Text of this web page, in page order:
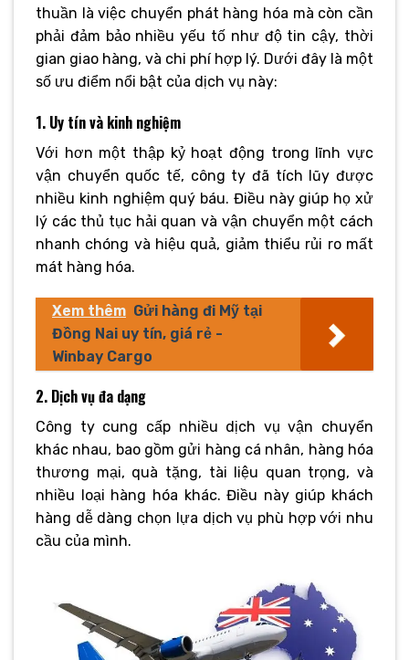
thuần là việc chuyển phát hàng hóa mà còn cần
phải đảm bảo nhiều yếu tố như độ tin cậy, thời
gian giao hàng, và chi phí hợp lý. Dưới đây là một
số ưu điểm nổi bật của dịch vụ này:
1. Uy tín và kinh nghiệm
Với hơn một thập kỷ hoạt động trong lĩnh vực
vận chuyển quốc tế, công ty đã tích lũy được
nhiều kinh nghiệm quý báu. Điều này giúp họ xử
lý các thủ tục hải quan và vận chuyển một cách
nhanh chóng và hiệu quả, giảm thiểu rủi ro mất
mát hàng hóa.
Xem thêm Gửi hàng đi Mỹ tại
Đồng Nai uy tín, giá rẻ -
Winbay Cargo
2. Dịch vụ đa dạng
Công ty cung cấp nhiều dịch vụ vận chuyển
khác nhau, bao gồm gửi hàng cá nhân, hàng hóa
thương mại, quà tặng, tài liệu quan trọng, và
nhiều loại hàng hóa khác. Điều này giúp khách
hàng dễ dàng chọn lựa dịch vụ phù hợp với nhu
cầu của mình.